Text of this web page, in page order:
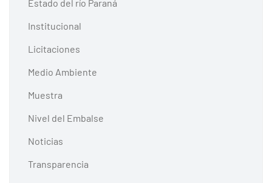
Estado del río Paraná
Institucional
Licitaciones
Medio Ambiente
Muestra
Nivel del Embalse
Noticias
Transparencia